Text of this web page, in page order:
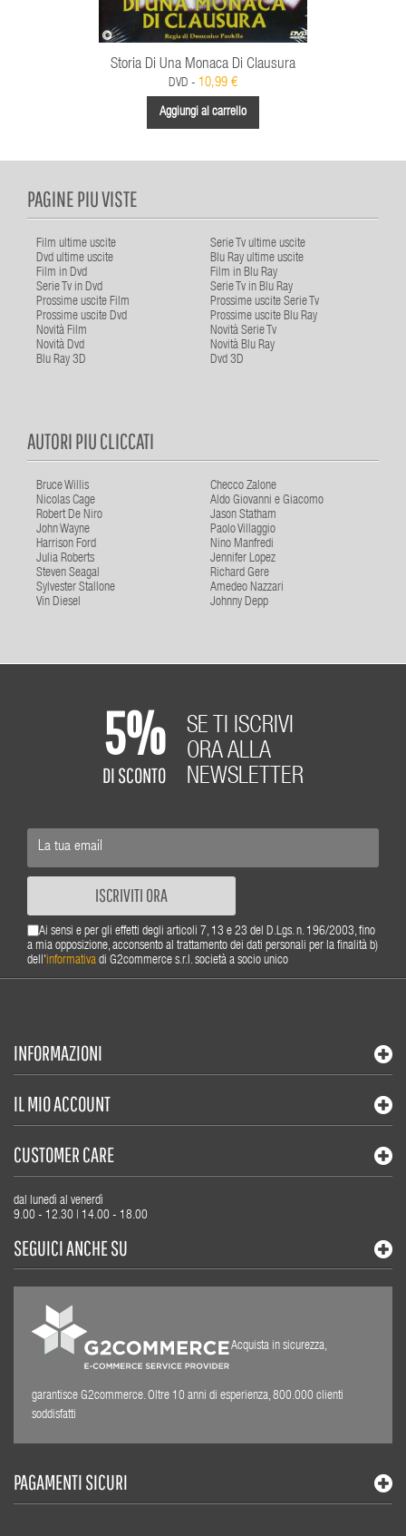
Storia Di Una Monaca Di Clausura
DVD - 10,99 €
Aggiungi al carrello
PAGINE PIU VISTE
Film ultime uscite
Serie Tv ultime uscite
Dvd ultime uscite
Blu Ray ultime uscite
Film in Dvd
Film in Blu Ray
Serie Tv in Dvd
Serie Tv in Blu Ray
Prossime uscite Film
Prossime uscite Serie Tv
Prossime uscite Dvd
Prossime uscite Blu Ray
Novità Film
Novità Serie Tv
Novità Dvd
Novità Blu Ray
Blu Ray 3D
Dvd 3D
AUTORI PIU CLICCATI
Bruce Willis
Checco Zalone
Nicolas Cage
Aldo Giovanni e Giacomo
Robert De Niro
Jason Statham
John Wayne
Paolo Villaggio
Harrison Ford
Nino Manfredi
Julia Roberts
Jennifer Lopez
Steven Seagal
Richard Gere
Sylvester Stallone
Amedeo Nazzari
Vin Diesel
Johnny Depp
5%
DI SCONTO
SE TI ISCRIVI
ORA ALLA
NEWSLETTER
ISCRIVITI ORA
Ai sensi e per gli effetti degli articoli 7, 13 e 23 del D.Lgs. n. 196/2003, fino
a mia opposizione, acconsento al trattamento dei dati personali per la finalità b)
dell'informativa di G2commerce s.r.l. società a socio unico
INFORMAZIONI
IL MIO ACCOUNT
CUSTOMER CARE
dal lunedì al venerdì
9.00 - 12.30 | 14.00 - 18.00
SEGUICI ANCHE SU
Acquista in sicurezza,
garantisce G2commerce. Oltre 10 anni di esperienza, 800.000 clienti
soddisfatti
PAGAMENTI SICURI